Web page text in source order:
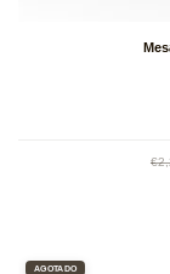
AGOTADO